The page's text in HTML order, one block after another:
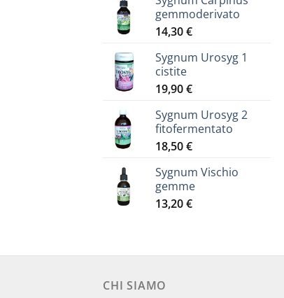
gemmoderivato
14,30€
Sygnum Urosyg 1
cistite
19,90€
Sygnum Urosyg 2
fitofermentato
18,50€
Sygnum Vischio
gemme
13,20€
CHI SIAMO